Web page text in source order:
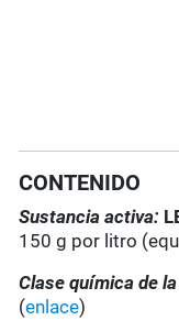
CONTENIDO
Sustancia activa:
150 g por litro
Clase química de
(enlace)